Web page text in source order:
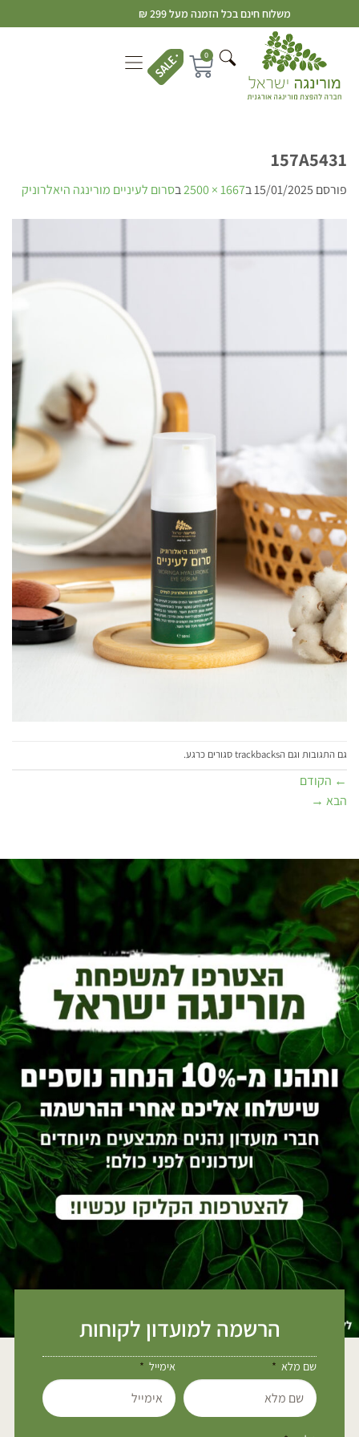
משלוח חינם בכל הזמנה מעל 299 ₪
0
157A5431
פורסם 15/01/2025ב1667 × 2500 בסרום לעיניים מורינגה היאלרוניק
גם התגובות וגם הtrackbacks סגורים כרגע.
← הקודם
הבא →
הרשמה למועדון לקוחות
שם מלא אימייל